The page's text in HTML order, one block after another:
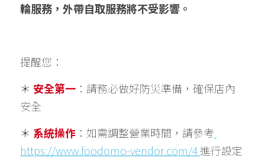
輪服務，外帶自取服務將不受影響。
提醒您：
＊ 安全第一 ：請務必做好防災準備，確保店內
安全
＊ 系統操作 ：如需調整營業時間，請參考
https://www.foodomo-vendor.com/4 進行設定